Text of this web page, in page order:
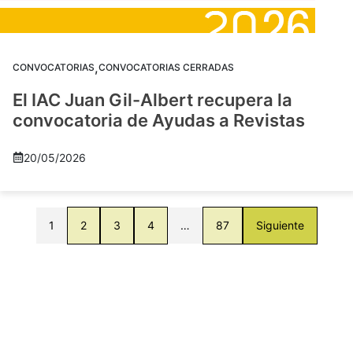
CONVOCATORIAS,CONVOCATORIAS CERRADAS
El IAC Juan Gil-Albert recupera la
convocatoria de Ayudas a Revistas
20/05/2026
1 2 3 4 … 87 Siguiente